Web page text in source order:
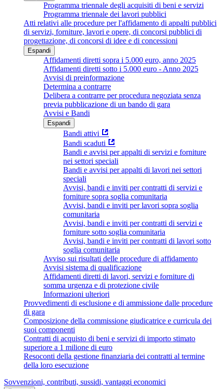
Programma triennale degli acquisiti di beni e servizi
Programma triennale dei lavori pubblici
Atti relativi alle procedure per l'affidamento di appalti pubblici
di servizi, forniture, lavori e opere, di concorsi pubblici di
progettazione, di concorsi di idee e di concessioni
Espandi
Affidamenti diretti sopra i 5.000 euro, anno 2025
Affidamenti diretti sotto i 5.000 euro - Anno 2025
Avvisi di preinformazione
Determina a contrarre
Delibera a contrarre per procedura negoziata senza
previa pubblicazione di un bando di gara
Avvisi e Bandi
Espandi
Bandi attivi
Bandi scaduti
Bandi e avvisi per appalti di servizi e forniture
nei settori speciali
Bandi e avvisi per appalti di lavori nei settori
speciali
Avvisi, bandi e inviti per contratti di servizi e
forniture sopra soglia comunitaria
Avvisi, bandi e inviti per lavori sopra soglia
comunitaria
Avvisi, bandi e inviti per contratti di servizi e
forniture sotto soglia comunitaria
Avvisi, bandi e inviti per contratti di lavori sotto
soglia comunitaria
Avviso sui risultati delle procedure di affidamento
Avvisi sistema di qualificazione
Affidamenti diretti di lavori, servizi e forniture di
somma urgenza e di protezione civile
Informazioni ulteriori
Provvedimenti di esclusione e di ammissione dalle procedure
di gara
Composizione della commissione giudicatrice e curricula dei
suoi componenti
Contratti di acquisto di beni e servizi di importo stimato
superiore a 1 milione di euro
Resoconti della gestione finanziaria dei contratti al termine
della loro esecuzione
Sovvenzioni, contributi, sussidi, vantaggi economici